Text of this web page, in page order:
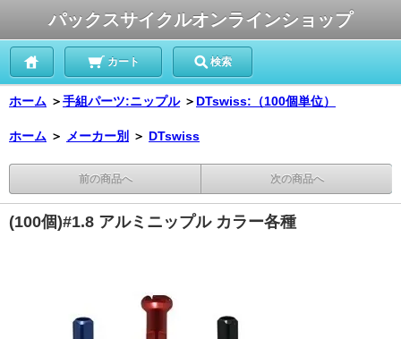
パックスサイクルオンラインショップ
カート 検索
ホーム ＞手組パーツ:ニップル ＞ DTswiss:（100個単位）
ホーム ＞ メーカー別 ＞ DTswiss
前の商品へ 次の商品へ
(100個)#1.8 アルミニップル カラー各種